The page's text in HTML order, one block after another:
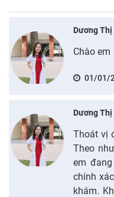
Dương Thị
Chào em
01/01/
Dương Thị
Thoát vị
Theo
em
chính
khám.